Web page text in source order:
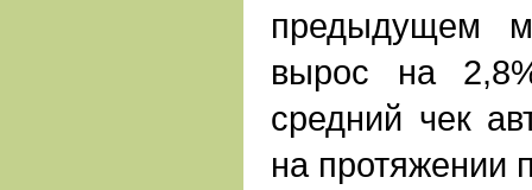
предыдущем
вырос на
средний чек
на протяжении